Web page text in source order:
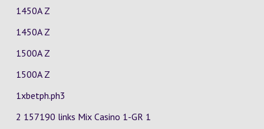
1450A Z
1450A Z
1500A Z
1500A Z
1xbetph.ph3
2 157190 links Mix Casino 1-GR 1